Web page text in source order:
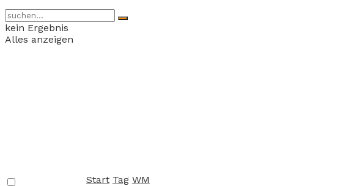
kein Ergebnis
Alles anzeigen
Start Tag WM